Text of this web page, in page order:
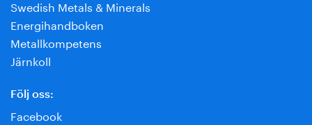
Swedish Metals & Minerals
Energihandboken
Metallkompetens
Järnkoll
Följ oss:
Facebook